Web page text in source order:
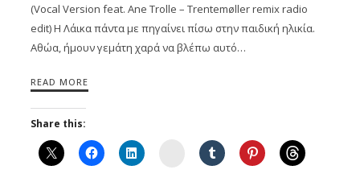
(Vocal Version feat. Ane Trolle – Trentemøller remix radio
edit) Η Λάικα πάντα με πηγαίνει πίσω στην παιδική ηλικία.
Αθώα, ήμουν γεμάτη χαρά να βλέπω αυτό…
READ MORE
Share this:
Instagram